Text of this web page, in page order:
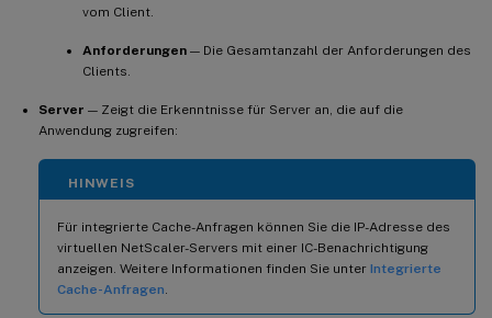
vom Client.
Anforderungen — Die Gesamtanzahl der Anforderungen des
Clients.
Server — Zeigt die Erkenntnisse für Server an, die auf die
Anwendung zugreifen:
HINWEIS
Für integrierte Cache-Anfragen können Sie die IP-Adresse des
virtuellen NetScaler-Servers mit einer IC-Benachrichtigung
anzeigen. Weitere Informationen finden Sie unter Integrierte
Cache-Anfragen